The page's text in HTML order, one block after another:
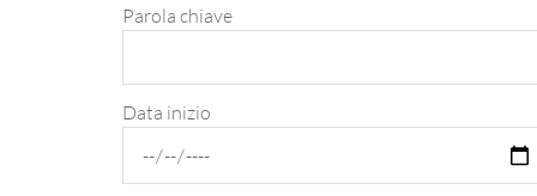
Parola chiave
Data inizio